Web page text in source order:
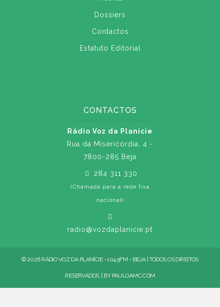
Dossiers
Contactos
Estatuto Editorial
CONTACTOS
Rádio Voz da Planície
Rua da Misericórdia, 4 -
7800-285 Beja
284 311 330
(Chamada para a rede fixa
nacional)
radio@vozdaplanicie.pt
© 2026 RÁDIO VOZ DA PLANÍCIE - 104.5FM - BEJA | TODOS OS DIREITOS
RESERVADOS. | BY PAULOAMC.COM